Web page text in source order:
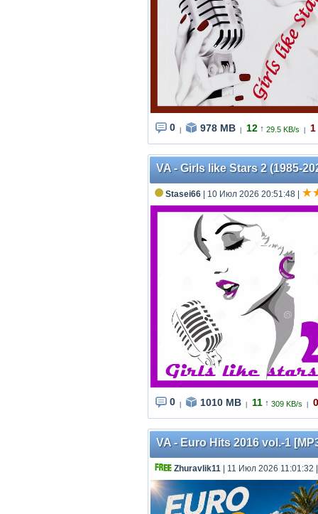
0 978 MB 12 ↑ 29.5 KB/s 1
VA - Girls like Stars 2 (1985-
Stasei66 | 10 Июл 2026 20:51:48
0 1010 MB 11 ↑ 309 KB/s 0
VA - Euro Hits 2016 vol.-1
Zhuravlik11 | 11 Июл 2026 11:01:32